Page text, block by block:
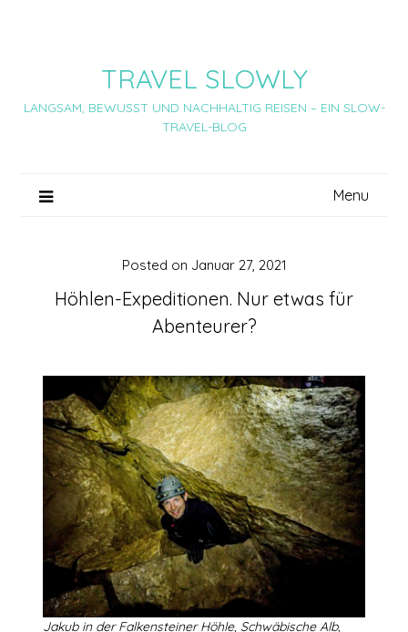
TRAVEL SLOWLY
LANGSAM, BEWUSST UND NACHHALTIG REISEN – EIN SLOW-
TRAVEL-BLOG
Menu
Höhlen-Expeditionen. Nur etwas für
Abenteurer?
Posted on Januar 27, 2021
Jakub in der Falkensteiner Höhle, Schwäbische Alb,